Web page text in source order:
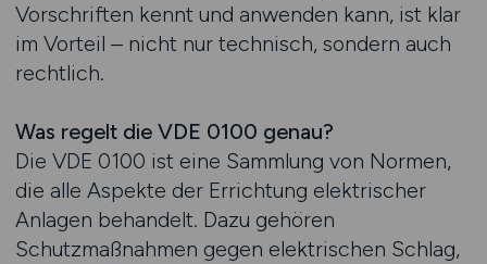
Vorschriften kennt und anwenden kann, ist klar
im Vorteil – nicht nur technisch, sondern auch
rechtlich.
Was regelt die VDE 0100 genau?
Die VDE 0100 ist eine Sammlung von Normen,
die alle Aspekte der Errichtung elektrischer
Anlagen behandelt. Dazu gehören
Schutzmaßnahmen gegen elektrischen Schlag,